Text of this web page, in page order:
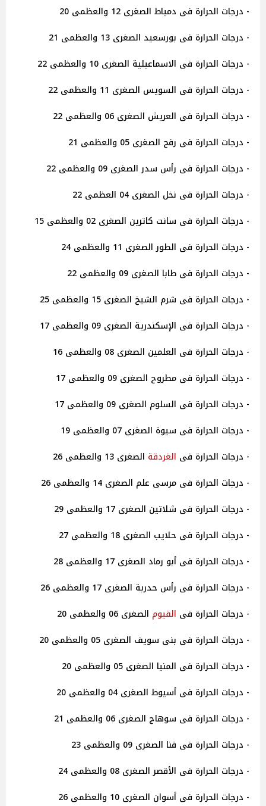
- درجات الحرارة فى دمياط الصغرى 12 والعظمى 20
- درجات الحرارة فى بورسعيد الصغرى 13 والعظمى 21
- درجات الحرارة فى الاسماعيلية الصغرى 10 والعظمى 22
- درجات الحرارة فى السويس الصغرى 11 والعظمى 22
- درجات الحرارة فى العريش الصغرى 06 والعظمى 22
- درجات الحرارة فى رفح الصغرى 05 والعظمى 21
- درجات الحرارة فى رأس سدر الصغرى 09 والعظمى 22
- درجات الحرارة فى نخل الصغرى 04 العظمى 22
- درجات الحرارة فى سانت كاترين الصغرى 02 والعظمى 15
- درجات الحرارة فى الطور الصغرى 11 والعظمى 24
- درجات الحرارة فى طابا الصغرى 09 والعظمى 22
- درجات الحرارة فى شرم الشيخ الصغرى 15 والعظمى 25
- درجات الحرارة فى الإسكندرية الصغرى 09 والعظمى 17
- درجات الحرارة فى العلمين الصغرى 08 والعظمى 16
- درجات الحرارة فى مطروح الصغرى 09 والعظمى 17
- درجات الحرارة فى السلوم الصغرى 09 والعظمى 17
- درجات الحرارة فى سيوة الصغرى 07 والعظمى 19
- درجات الحرارة فى الغردقة الصغرى 13 والعظمى 26
- درجات الحرارة فى مرسى علم الصغرى 14 والعظمى 26
- درجات الحرارة فى شلاتين الصغرى 17 والعظمى 29
- درجات الحرارة فى حلايب الصغرى 18 والعظمى 27
- درجات الحرارة فى أبو رماد الصغرى 17 والعظمى 28
- درجات الحرارة فى رأس حدربة الصغرى 17 والعظمى 26
- درجات الحرارة فى الفيوم الصغرى 06 والعظمى 20
- درجات الحرارة فى بنى سويف الصغرى 05 والعظمى 20
- درجات الحرارة فى المنيا الصغرى 05 والعظمى 20
- درجات الحرارة فى أسيوط الصغرى 04 والعظمى 20
- درجات الحرارة فى سوهاج الصغرى 06 والعظمى 21
- درجات الحرارة فى قنا الصغرى 09 والعظمى 23
- درجات الحرارة فى الأقصر الصغرى 08 والعظمى 24
- درجات الحرارة فى أسوان الصغرى 10 والعظمى 26